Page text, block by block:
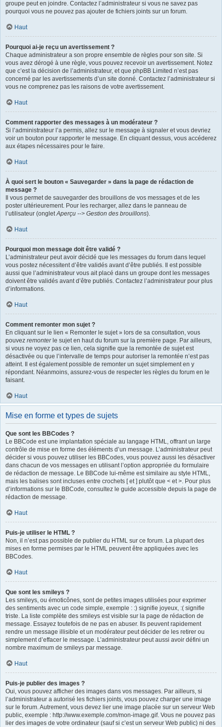
groupe peut en joindre. Contactez l’administrateur si vous ne savez pas
pourquoi vous ne pouvez pas ajouter de fichiers joints sur un forum.
Haut
Pourquoi ai-je reçu un avertissement ?
Chaque administrateur a son propre ensemble de règles pour son site. Si
vous avez dérogé à une règle, vous pouvez recevoir un avertissement. Notez
que c’est la décision de l’administrateur, et que phpBB Limited n’est pas
concerné par les avertissements d’un site donné. Contactez l’administrateur si
vous ne comprenez pas les raisons de votre avertissement.
Haut
Comment rapporter des messages à un modérateur ?
Si l’administrateur l’a permis, allez sur le message à signaler et vous devriez
voir un bouton pour rapporter le message. En cliquant dessus, vous accéderez
aux étapes nécessaires pour le faire.
Haut
À quoi sert le bouton « Sauvegarder » dans la page de rédaction de
message ?
Il vous permet de sauvegarder des brouillons de vos messages et de les
poster ultérieurement. Pour les recharger, allez dans le panneau de
l’utilisateur (ongletAperçu --> Gestion des brouillons).
Haut
Pourquoi mon message doit être validé ?
L’administrateur peut avoir décidé que les messages du forum dans lequel
vous postez nécessitent d’être validés avant d’être publiés. Il est possible
aussi que l’administrateur vous ait placé dans un groupe dont les messages
doivent être validés avant d’être publiés. Contactez l’administrateur pour plus
d’informations.
Haut
Comment remonter mon sujet ?
En cliquant sur le lien « Remonter le sujet » lors de sa consultation, vous
pouvez remonterle sujet en haut du forum sur la première page. Par ailleurs,
si vous ne voyez pas ce lien, cela signifie que la remontée de sujet est
désactivée ou que l’intervalle de temps pour autoriser la remontée n’est pas
atteint. Il est également possible de remonter un sujet simplement en y
répondant. Néanmoins, assurez-vous de respecter les règles du forum en le
faisant.
Haut
Mise en forme et types de sujets
Que sont les BBCodes ?
Le BBCode est une implantation spéciale au langage HTML, offrant un large
contrôle de mise en forme des éléments d’un message. L’administrateur peut
décider si vous pouvez utiliser les BBCodes, vous pouvez aussi les désactiver
dans chacun de vos messages en utilisant l’option appropriée du formulaire
de rédaction de message. Le BBCode lui-même est similaire au style HTML,
mais les balises sont incluses entre crochets [ et ] plutôt que < et >. Pour plus
d’informations sur le BBCode, consultez le guide accessible depuis la page de
rédaction de message.
Haut
Puis-je utiliser le HTML ?
Non, il n’est pas possible de publier du HTML sur ce forum. La plupart des
mises en forme permises par le HTML peuvent être appliquées avec les
BBCodes.
Haut
Que sont les smileys ?
Les smileys, ou émoticônes, sont de petites images utilisées pour exprimer
des sentiments avec un code simple, exemple : :) signifie joyeux, :( signifie
triste. La liste complète des smileys est visible sur la page de rédaction de
message. Essayez toutefois de ne pas en abuser. Ils peuvent rapidement
rendre un message illisible et un modérateur peut décider de les retirer ou
simplement d’effacer le message. L’administrateur peut aussi avoir défini un
nombre maximum de smileys par message.
Haut
Puis-je publier des images ?
Oui, vous pouvez afficher des images dans vos messages. Par ailleurs, si
l’administrateur a autorisé les fichiers joints, vous pouvez charger une image
sur le forum. Autrement, vous devez lier une image placée sur un serveur Web
public, exemple : http://www.exemple.com/mon-image.gif. Vous ne pouvez pas
lier des images de votre ordinateur (sauf si c’est un serveur Web public) ni des